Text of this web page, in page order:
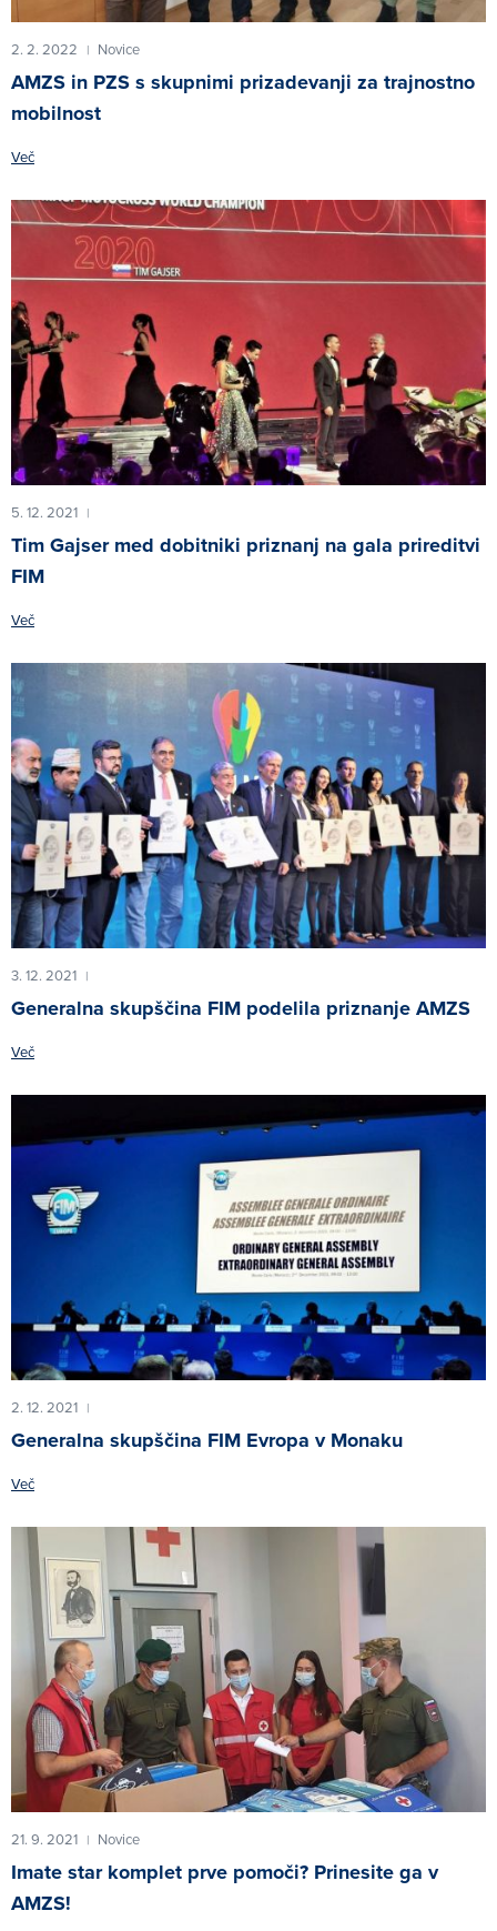
2. 2. 2022 | Novice
AMZS in PZS s skupnimi prizadevanji za trajnostno
mobilnost
Več
5. 12. 2021 |
Tim Gajser med dobitniki priznanj na gala prireditvi
FIM
Več
3. 12. 2021 |
Generalna skupščina FIM podelila priznanje AMZS
Več
2. 12. 2021 |
Generalna skupščina FIM Evropa v Monaku
Več
21. 9. 2021 | Novice
Imate star komplet prve pomoči? Prinesite ga v
AMZS!